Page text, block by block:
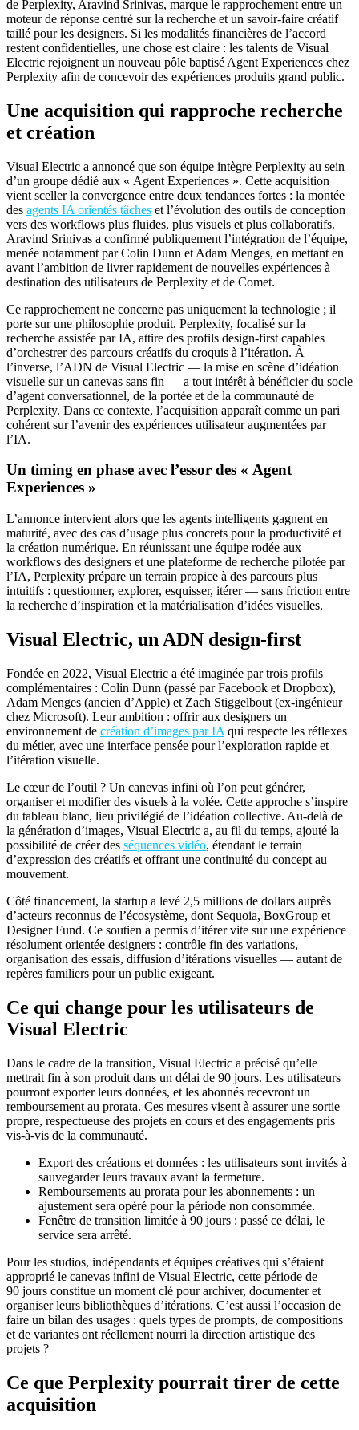
de Perplexity, Aravind Srinivas, marque le rapprochement entre un
moteur de réponse centré sur la recherche et un savoir-faire créatif
taillé pour les designers. Si les modalités financières de l’accord
restent confidentielles, une chose est claire : les talents de Visual
Electric rejoignent un nouveau pôle baptisé Agent Experiences chez
Perplexity afin de concevoir des expériences produits grand public.
Une acquisition qui rapproche recherche
et création
Visual Electric a annoncé que son équipe intègre Perplexity au sein
d’un groupe dédié aux « Agent Experiences ». Cette acquisition
vient sceller la convergence entre deux tendances fortes : la montée
des agents IA orientés tâches et l’évolution des outils de conception
vers des workflows plus fluides, plus visuels et plus collaboratifs.
Aravind Srinivas a confirmé publiquement l’intégration de l’équipe,
menée notamment par Colin Dunn et Adam Menges, en mettant en
avant l’ambition de livrer rapidement de nouvelles expériences à
destination des utilisateurs de Perplexity et de Comet.
Ce rapprochement ne concerne pas uniquement la technologie ; il
porte sur une philosophie produit. Perplexity, focalisé sur la
recherche assistée par IA, attire des profils design-first capables
d’orchestrer des parcours créatifs du croquis à l’itération. À
l’inverse, l’ADN de Visual Electric — la mise en scène d’idéation
visuelle sur un canevas sans fin — a tout intérêt à bénéficier du socle
d’agent conversationnel, de la portée et de la communauté de
Perplexity. Dans ce contexte, l’acquisition apparaît comme un pari
cohérent sur l’avenir des expériences utilisateur augmentées par
l’IA.
Un timing en phase avec l’essor des « Agent
Experiences »
L’annonce intervient alors que les agents intelligents gagnent en
maturité, avec des cas d’usage plus concrets pour la productivité et
la création numérique. En réunissant une équipe rodée aux
workflows des designers et une plateforme de recherche pilotée par
l’IA, Perplexity prépare un terrain propice à des parcours plus
intuitifs : questionner, explorer, esquisser, itérer — sans friction entre
la recherche d’inspiration et la matérialisation d’idées visuelles.
Visual Electric, un ADN design-first
Fondée en 2022, Visual Electric a été imaginée par trois profils
complémentaires : Colin Dunn (passé par Facebook et Dropbox),
Adam Menges (ancien d’Apple) et Zach Stiggelbout (ex-ingénieur
chez Microsoft). Leur ambition : offrir aux designers un
environnement de création d’images par IA qui respecte les réflexes
du métier, avec une interface pensée pour l’exploration rapide et
l’itération visuelle.
Le cœur de l’outil ? Un canevas infini où l’on peut générer,
organiser et modifier des visuels à la volée. Cette approche s’inspire
du tableau blanc, lieu privilégié de l’idéation collective. Au-delà de
la génération d’images, Visual Electric a, au fil du temps, ajouté la
possibilité de créer des séquences vidéo, étendant le terrain
d’expression des créatifs et offrant une continuité du concept au
mouvement.
Côté financement, la startup a levé 2,5 millions de dollars auprès
d’acteurs reconnus de l’écosystème, dont Sequoia, BoxGroup et
Designer Fund. Ce soutien a permis d’itérer vite sur une expérience
résolument orientée designers : contrôle fin des variations,
organisation des essais, diffusion d’itérations visuelles — autant de
repères familiers pour un public exigeant.
Ce qui change pour les utilisateurs de
Visual Electric
Dans le cadre de la transition, Visual Electric a précisé qu’elle
mettrait fin à son produit dans un délai de 90 jours. Les utilisateurs
pourront exporter leurs données, et les abonnés recevront un
remboursement au prorata. Ces mesures visent à assurer une sortie
propre, respectueuse des projets en cours et des engagements pris
vis-à-vis de la communauté.
Export des créations et données : les utilisateurs sont invités à
sauvegarder leurs travaux avant la fermeture.
Remboursements au prorata pour les abonnements : un
ajustement sera opéré pour la période non consommée.
Fenêtre de transition limitée à 90 jours : passé ce délai, le
service sera arrêté.
Pour les studios, indépendants et équipes créatives qui s’étaient
approprié le canevas infini de Visual Electric, cette période de
90 jours constitue un moment clé pour archiver, documenter et
organiser leurs bibliothèques d’itérations. C’est aussi l’occasion de
faire un bilan des usages : quels types de prompts, de compositions
et de variantes ont réellement nourri la direction artistique des
projets ?
Ce que Perplexity pourrait tirer de cette
acquisition